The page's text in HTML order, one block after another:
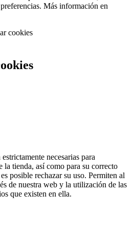
Más información en
cookies
necesarias para
la tienda, así como para su correcto
posible rechazar su uso. Permiten al
de nuestra web y la utilización de las
que existen en ella.